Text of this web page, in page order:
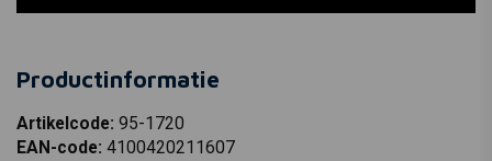
Productinformatie
Artikelcode: 95-1720
EAN-code: 4100420211607